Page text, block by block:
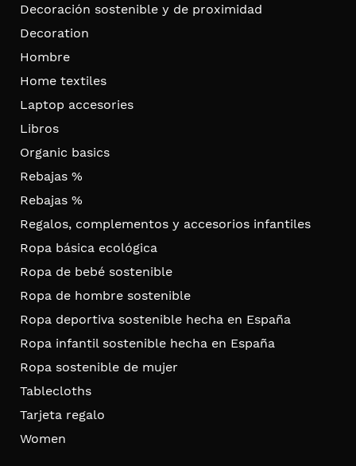
Decoración sostenible y de proximidad
Decoration
Hombre
Home textiles
Laptop accesories
Libros
Organic basics
Rebajas %
Rebajas %
Regalos, complementos y accesorios infantiles
Ropa básica ecológica
Ropa de bebé sostenible
Ropa de hombre sostenible
Ropa deportiva sostenible hecha en España
Ropa infantil sostenible hecha en España
Ropa sostenible de mujer
Tablecloths
Tarjeta regalo
Women